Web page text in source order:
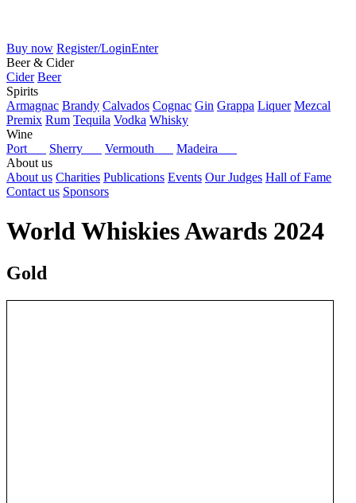
Buy now Register/LoginEnter
Beer & Cider
Cider Beer
Spirits
Armagnac Brandy Calvados Cognac Gin Grappa Liquer Mezcal
Premix Rum Tequila Vodka Whisky
Wine
Port
Sherry Vermouth
Madeira
About us
About us Charities Publications Events Our Judges Hall of Fame
Contact us Sponsors
World Whiskies Awards 2024
Gold